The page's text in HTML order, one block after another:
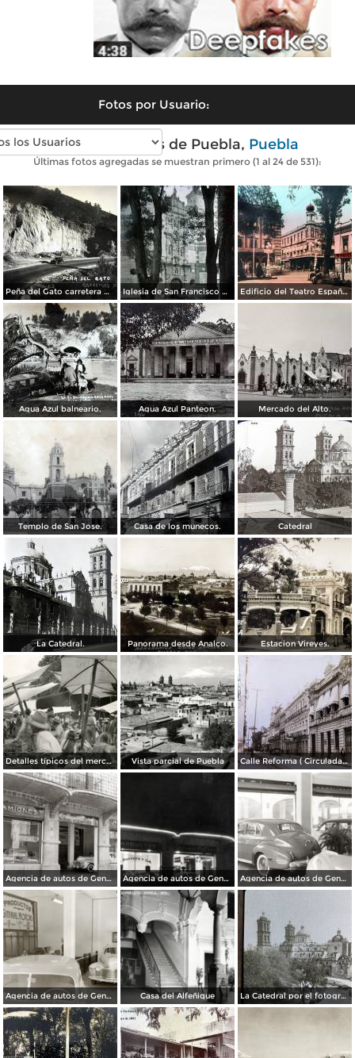
Fotos por Usuario:
Fotos antiguas de Puebla, Puebla
Últimas fotos agregadas se muestran primero (1 al 24 de 531):
Peña del Gato carretera Mexico-Puebla Iglesia de San Francisco por el Fotógrafo Hugo Brehme. Edificio del Teatro Español.
Agua Azul balneario. Agua Azul Panteon. Mercado del Alto.
Templo de San Jose. Casa de los munecos. Catedral
La Catedral. Panorama desde Analco. Estacion Vireyes.
Detalles típicos del mercado Vista parcial de Puebla Calle Reforma ( Circulada el 15 de Marzo de 1933 ).
Agencia de autos de General Motors Agencia de autos de General Motors Agencia de autos de General Motors
Agencia de autos de General Motors Casa del Alfeñique La Catedral por el fotografo William H. Rau.